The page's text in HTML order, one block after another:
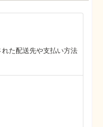
た配送先や支払い方法